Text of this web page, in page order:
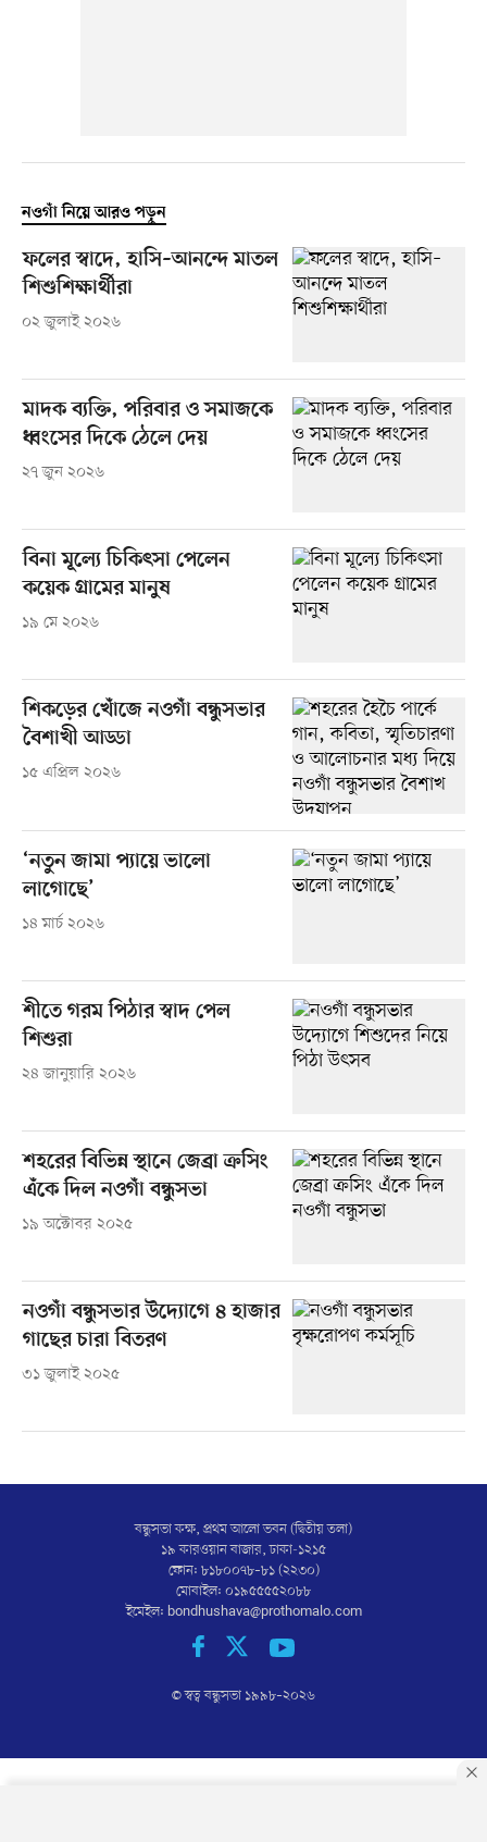
নওগাঁ নিয়ে আরও পড়ুন
ফলের স্বাদে, হাসি–আনন্দে মাতল
শিশুশিক্ষার্থীরা
০২ জুলাই ২০২৬
মাদক ব্যক্তি, পরিবার ও সমাজকে
ধ্বংসের দিকে ঠেলে দেয়
২৭ জুন ২০২৬
বিনা মূল্যে চিকিৎসা পেলেন
কয়েক গ্রামের মানুষ
১৯ মে ২০২৬
শিকড়ের খোঁজে নওগাঁ বন্ধুসভার
বৈশাখী আড্ডা
১৫ এপ্রিল ২০২৬
‘নতুন জামা প্যায়ে ভালো
লাগোছে’
১৪ মার্চ ২০২৬
শীতে গরম পিঠার স্বাদ পেল
শিশুরা
২৪ জানুয়ারি ২০২৬
শহরের বিভিন্ন স্থানে জেব্রা ক্রসিং
এঁকে দিল নওগাঁ বন্ধুসভা
১৯ অক্টোবর ২০২৫
নওগাঁ বন্ধুসভার উদ্যোগে ৪ হাজার
গাছের চারা বিতরণ
৩১ জুলাই ২০২৫
বন্ধুসভা কক্ষ, প্রথম আলো ভবন (দ্বিতীয় তলা)
১৯ কারওয়ান বাজার, ঢাকা-১২১৫
ফোন: ৮১৮০০৭৮–৮১ (২২৩০)
মোবাইল: ০১৯৫৫৫৫২০৮৮
ইমেইল: bondhushava@prothomalo.com
© স্বত্ব বন্ধুসভা ১৯৯৮–২০২৬